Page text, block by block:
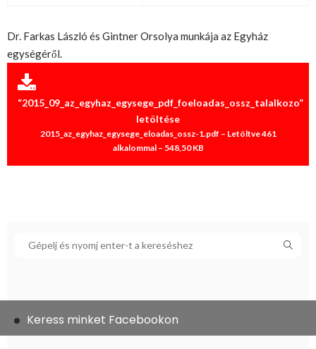
Dr. Farkas László és Gintner Orsolya munkája az Egyház
egységéről.
“2015_09_az_egyhaz_egysege_pdf_foeloadas_ossz_talalkozo”
letöltése
2015_az_egyhaz_egysege_eloadas_ossz-1.pdf – Letöltve 461
alkalommal – 548,50 KB
Keress minket Facebookon